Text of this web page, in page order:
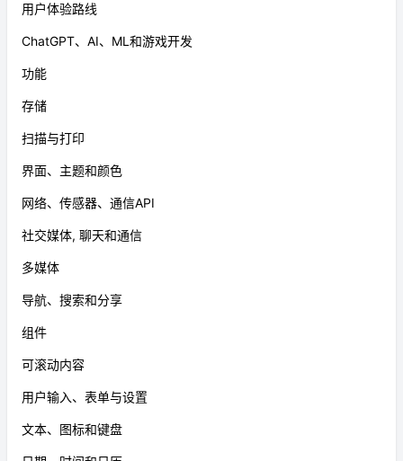
用户体验路线
ChatGPT、AI、ML和游戏开发
功能
存储
扫描与打印
界面、主题和颜色
网络、传感器、通信API
社交媒体, 聊天和通信
多媒体
导航、搜索和分享
组件
可滚动内容
用户输入、表单与设置
文本、图标和键盘